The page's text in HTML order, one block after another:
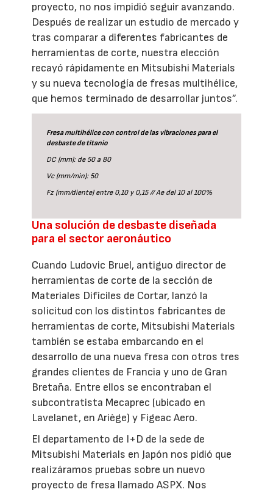
proyecto, no nos impidió seguir avanzando.
Después de realizar un estudio de mercado y
tras comparar a diferentes fabricantes de
herramientas de corte, nuestra elección
recayó rápidamente en Mitsubishi Materials
y su nueva tecnología de fresas multihélice,
que hemos terminado de desarrollar juntos”.
Fresa multihélice con control de las vibraciones para el
desbaste de titanio
DC (mm): de 50 a 80
Vc (mm/min): 50
Fz (mm/diente) entre 0,10 y 0,15 // Ae del 10 al 100%
Una solución de desbaste diseñada
para el sector aeronáutico
Cuando Ludovic Bruel, antiguo director de
herramientas de corte de la sección de
Materiales Difíciles de Cortar, lanzó la
solicitud con los distintos fabricantes de
herramientas de corte, Mitsubishi Materials
también se estaba embarcando en el
desarrollo de una nueva fresa con otros tres
grandes clientes de Francia y uno de Gran
Bretaña. Entre ellos se encontraban el
subcontratista Mecaprec (ubicado en
Lavelanet, en Ariège) y Figeac Aero.
El departamento de I+D de la sede de
Mitsubishi Materials en Japón nos pidió que
realizáramos pruebas sobre un nuevo
proyecto de fresa llamado ASPX. Nos